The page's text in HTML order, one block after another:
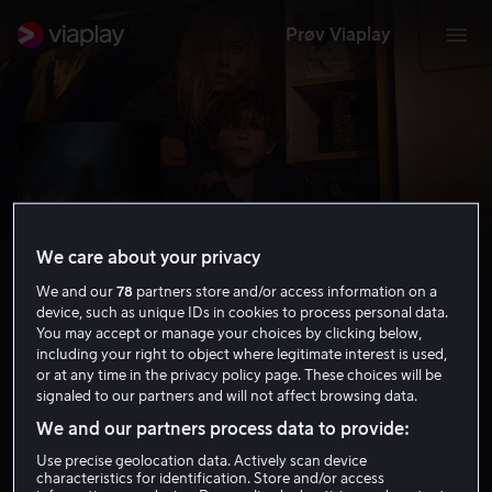
Prøv Viaplay
Shut In
5.7 Drama Thriller 2016 1 t 27 min
15 år
HD
We care about your privacy
We and our78 partners store and/or access information on a
device, such as unique IDs in cookies to process personal data.
You may accept or manage your choices by clicking below,
including your right to object where legitimate interest is used,
or at any time in the privacy policy page. These choices will be
signaled to our partners and will not affect browsing data.
We and our partners process data to provide:
Use precise geolocation data. Actively scan device
characteristics for identification. Store and/or access